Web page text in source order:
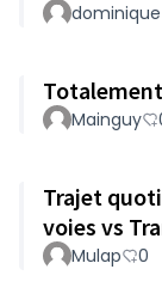
Mainguy
Trajet
voies vs
Mulap 0